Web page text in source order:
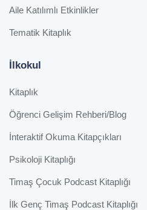
Aile Katılımlı Etkinlikler
Tematik Kitaplık
İlkokul
Kitaplık
Öğrenci Gelişim Rehberi/Blog
İnteraktif Okuma Kitapçıkları
Psikoloji Kitaplığı
Timaş Çocuk Podcast Kitaplığı
İlk Genç Timaş Podcast Kitaplığı